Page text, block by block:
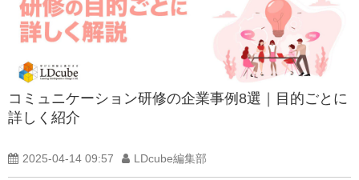
コミュニケーション研修の企業事例8選｜目的ごとに
詳しく紹介
2025-04-14 09:57 LDcube編集部